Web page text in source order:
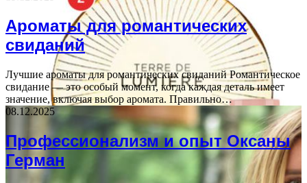
Ароматы для романтических
свиданий
Лучшие ароматы для романтических свиданий Романтическое
свидание — это особый момент, когда каждая деталь имеет
значение, включая выбор аромата. Правильно…
08.12.2025
Профессионализм и опыт Оксаны
Герман